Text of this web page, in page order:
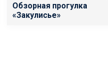
Обзорная прогулка
«Закулисье»